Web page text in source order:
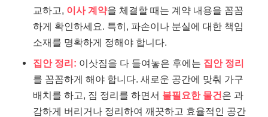
교하고, 이사 계약을 체결할 때는 계약 내용을 꼼꼼
하게 확인하세요. 특히, 파손이나 분실에 대한 책임
소재를 명확하게 정해야 합니다.
집안 정리: 이삿짐을 다 들여놓은 후에는 집안 정리
를 꼼꼼하게 해야 합니다. 새로운 공간에 맞춰 가구
배치를 하고, 짐 정리를 하면서 불필요한 물건은 과
감하게 버리거나 정리하여 깨끗하고 효율적인 공간